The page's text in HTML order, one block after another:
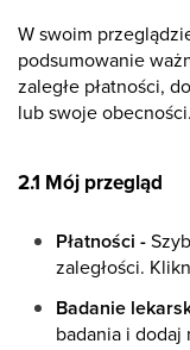
W swoim
podsumowanie
zaległe płatności,
lub swoje obecności.
2.1 Mój przegląd
Płatności -
zaległości.
Badanie
badania i dodaj